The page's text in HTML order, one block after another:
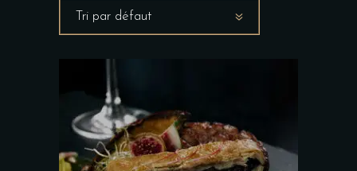
Tri par défaut